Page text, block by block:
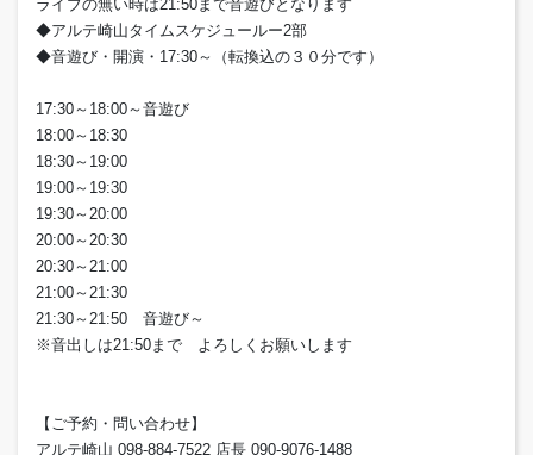
ライブの無い時は21:50まで音遊びとなります
◆アルテ崎山タイムスケジュールー2部
◆音遊び・開演・17:30～（転換込の３０分です）
17:30～18:00～音遊び
18:00～18:30
18:30～19:00
19:00～19:30
19:30～20:00
20:00～20:30
20:30～21:00
21:00～21:30
21:30～21:50 音遊び～
※音出しは21:50まで よろしくお願いします
【ご予約・問い合わせ】
アルテ崎山 098-884-7522 店長 090-9076-1488